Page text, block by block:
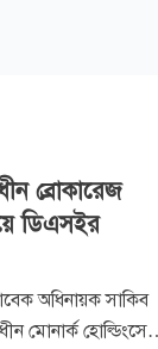
ব্রোকারেজ
ডিএসইর
অধিনায়ক সাকিব
মোনার্ক হোল্ডিংসের